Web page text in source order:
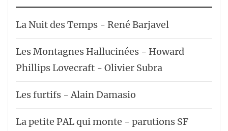
La Nuit des Temps - René Barjavel
Les Montagnes Hallucinées - Howard
Phillips Lovecraft - Olivier Subra
Les furtifs - Alain Damasio
La petite PAL qui monte - parutions SF